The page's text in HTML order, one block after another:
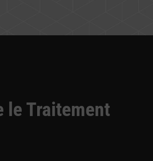
le Traitement